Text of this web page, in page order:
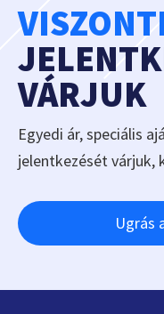
VÁRJUK
Egyedi ár, speciális
jelentkezését várjuk,
Ugrás